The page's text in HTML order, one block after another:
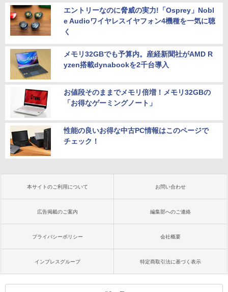
エントリーなのに脅威の実力!「Osprey」Nobl
e Audioワイヤレスイヤフォン4機種を一気に聴
く
メモリ32GBでも予算内。産経新聞社がAMD R
yzen搭載dynabookを2千台導入
お値段そのままでメモリ倍増！メモリ32GBの
「お得なゲーミングノート」
性能の良いお得な中古PC情報はこのページで
チェック！
本サイトのご利用について お問い合わせ
広告掲載のご案内 編集部へのご連絡
プライバシーポリシー 会社概要
インプレスグループ 特定商取引法に基づく表示